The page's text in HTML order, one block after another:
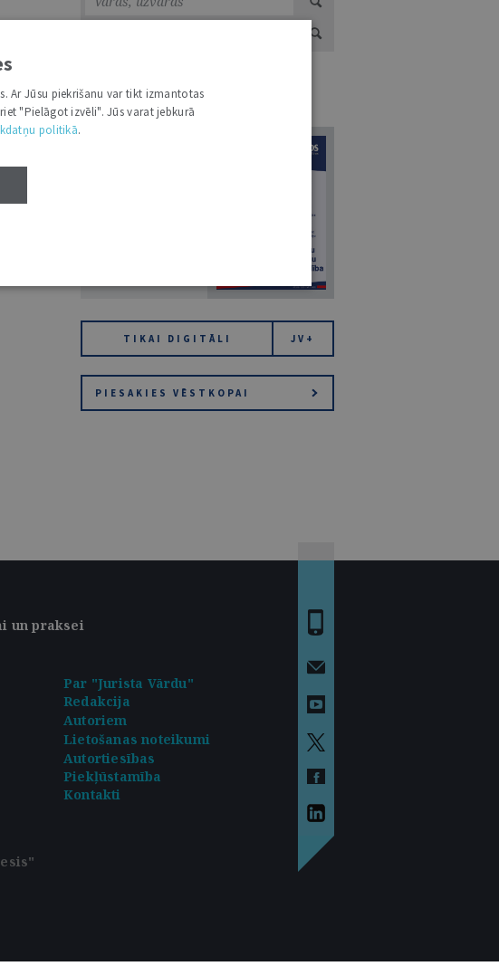
ŽURNĀLU KATALOGS /
TIKAI DIGITĀLI JV+
PIESAKIES VĒSTKOPAI
un praksei
Par "Jurista Vārdu"
Redakcija
Autoriem
Lietošanas noteikumi
Autortiesības
Piekļūstamība
Kontakti
Ar Jūsu piekrišanu var tikt izmantotas
"Pielāgot izvēli". Jūs varat jebkurā
politikā.